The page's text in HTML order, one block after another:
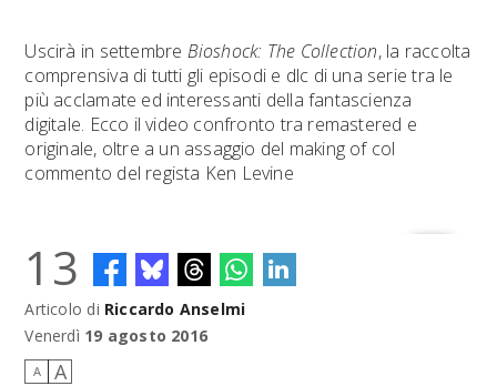
Uscirà in settembre Bioshock: The Collection, la raccolta
comprensiva di tutti gli episodi e dlc di una serie tra le
più acclamate ed interessanti della fantascienza
digitale. Ecco il video confronto tra remastered e
originale, oltre a un assaggio del making of col
commento del regista Ken Levine
13
Articolo di Riccardo Anselmi
Venerdì 19 agosto 2016
A A